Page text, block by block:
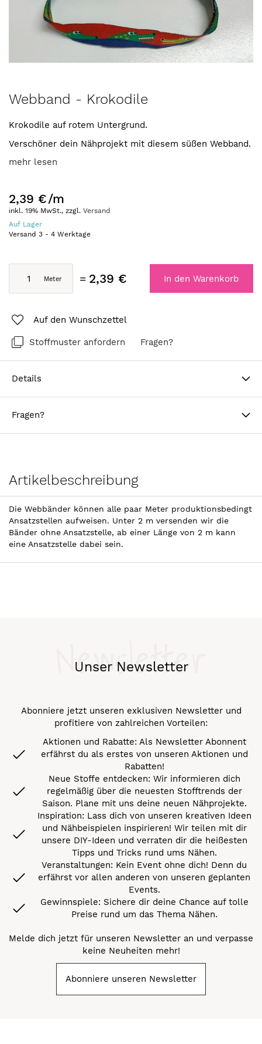
Anfang
Bildergalerie
springen
Webband - Krokodile
Krokodile auf rotem Untergrund.
Verschöner dein Nähprojekt mit diesem süßen Webband.
mehr lesen
2,39 €/m
inkl. 19% MwSt., zzgl. Versand
Auf Lager
Versand 3 - 4 Werktage
2,39 € In den Warenkorb
Auf den Wunschzettel
Stoffmuster anfordern Fragen?
Details
Fragen?
Artikelbeschreibung
Die Webbänder können alle paar Meter produktionsbedingt
Ansatzstellen aufweisen. Unter 2 m versenden wir die
Bänder ohne Ansatzstelle, ab einer Länge von 2 m kann
eine Ansatzstelle dabei sein.
Unser Newsletter
Newsletter
Abonniere jetzt unseren exklusiven Newsletter und
profitiere von zahlreichen Vorteilen:
Aktionen und Rabatte: Als Newsletter Abonnent
erfährst du als erstes von unseren Aktionen und
Rabatten!
Neue Stoffe entdecken: Wir informieren dich
regelmäßig über die neuesten Stofftrends der
Saison. Plane mit uns deine neuen Nähprojekte.
Inspiration: Lass dich von unseren kreativen Ideen
und Nähbeispielen inspirieren! Wir teilen mit dir
unsere DIY-Ideen und verraten dir die heißesten
Tipps und Tricks rund ums Nähen.
Veranstaltungen: Kein Event ohne dich! Denn du
erfährst vor allen anderen von unseren geplanten
Events.
Gewinnspiele: Sichere dir deine Chance auf tolle
Preise rund um das Thema Nähen.
Melde dich jetzt für unseren Newsletter an und verpasse
keine Neuheiten mehr!
Abonniere unseren Newsletter